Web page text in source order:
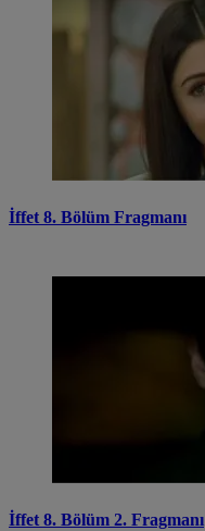
İffet 8. Bölüm Fragmanı
İffet 8. Bölüm 2. Fragmanı